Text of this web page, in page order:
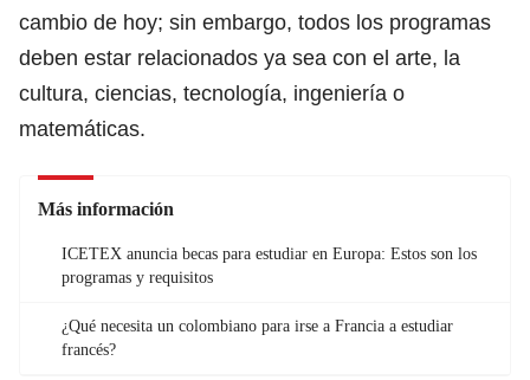
cambio de hoy; sin embargo, todos los programas
deben estar relacionados ya sea con el arte, la
cultura, ciencias, tecnología, ingeniería o
matemáticas.
Más información
ICETEX anuncia becas para estudiar en Europa: Estos son los
programas y requisitos
¿Qué necesita un colombiano para irse a Francia a estudiar
francés?